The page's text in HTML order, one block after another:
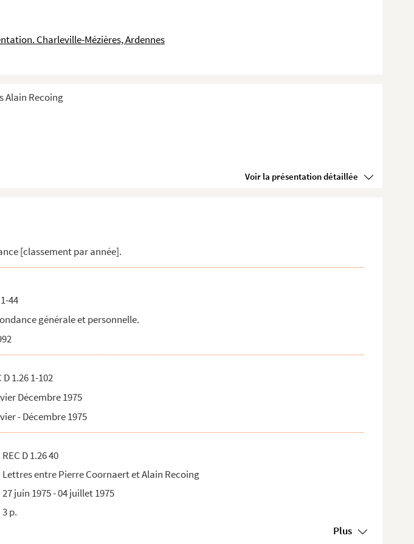
Charleville-Mézières, Ardennes
Alain Recoing
Voir la présentation détaillée
Trois contes populaires chinoi...
contes populaires chinois...
contes populaires chinois
universitaire de Poitiers
Alain Recoing
[classement par année].
44
générale et personnelle.
D 1.26 1-102
Décembre 1975
- Décembre 1975
REC D 1.26 40
Lettres entre Pierre Coornaert et Alain Recoing
27 juin 1975 - 04 juillet 1975
3 p.
Plus